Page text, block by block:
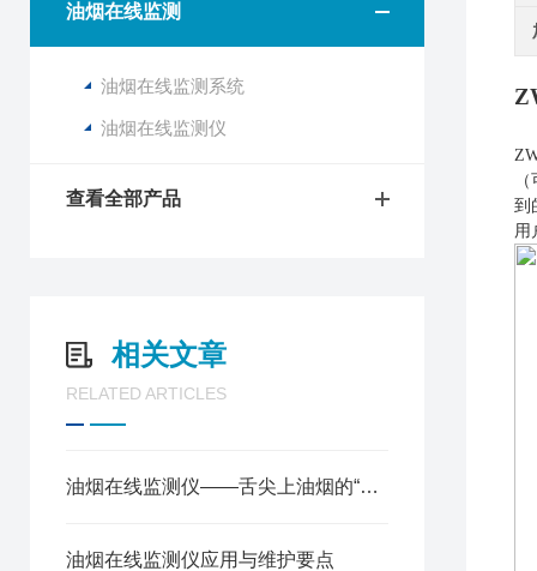
油烟在线监测
油烟在线监测系统
油烟在线监测仪
查看全部产品
相关文章
RELATED ARTICLES
油烟在线监测仪——舌尖上油烟的“云端管家”
油烟在线监测仪应用与维护要点
到
用